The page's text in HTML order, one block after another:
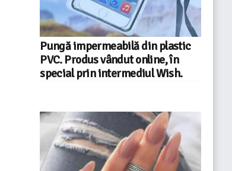
Pungă impermeabilă din plastic
PVC. Produs vândut online, în
special prin intermediul Wish.